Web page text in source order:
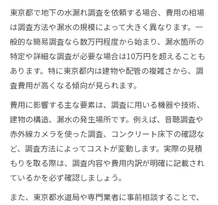
東京都で地下の水漏れ調査を依頼する場合、費用の相場
は調査方法や漏水の規模によって大きく異なります。一
般的な簡易調査なら数万円程度から始まり、漏水箇所の
特定や詳細な調査が必要な場合は10万円を超えることも
あります。特に東京都内は建物や配管の複雑さから、調
査費用が高くなる傾向が見られます。
費用に影響する主な要素は、調査に用いる機器や技術、
建物の構造、漏水の発生場所です。例えば、音聴調査や
赤外線カメラを使った調査、コンクリート床下の確認な
ど、調査方法によってコストが変動します。実際の見積
もりを取る際は、調査内容や費用内訳が明確に記載され
ているかを必ず確認しましょう。
また、東京都水道局や専門業者に事前相談することで、